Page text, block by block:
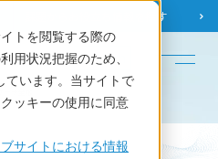
トを閲覧する際の
用状況把握のため、
います。当サイトで
ッキーの使用に同意
サイトにおける情報
お役立ち情報を探す
English